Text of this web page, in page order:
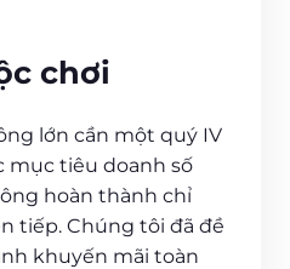
chơi
lớn cần một quý IV
mục tiêu doanh số
hoàn thành chỉ
tiếp. Chúng tôi đã đề
khuyến mãi toàn